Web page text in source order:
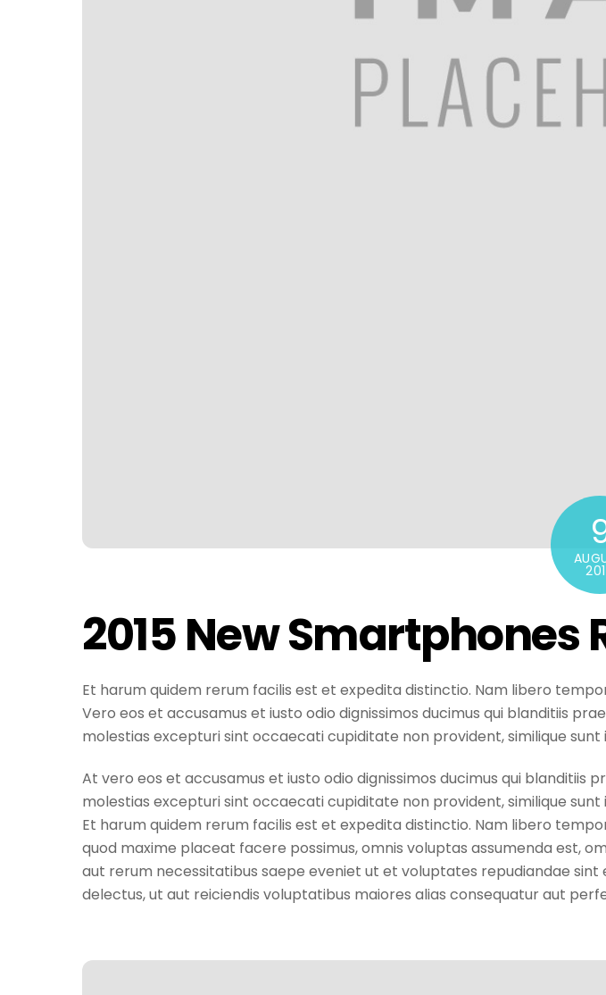
2015 New Smartphones
Et harum quidem rerum facilis est et expedita distinctio. Nam libero
Vero eos et accusamus et iusto odio dignissimos ducimus qui blanditiis
molestias excepturi sint occaecati cupiditate non provident, similique
At vero eos et accusamus et iusto odio dignissimos ducimus qui
molestias excepturi sint occaecati cupiditate non provident, similique
Et harum quidem rerum facilis est et expedita distinctio. Nam libero
quod maxime placeat facere possimus, omnis voluptas assumenda est,
aut rerum necessitatibus saepe eveniet ut et voluptates repudiandae
delectus, ut aut reiciendis voluptatibus maiores alias consequatur aut